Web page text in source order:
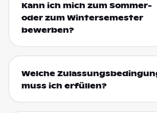
Kann ich mich zum Sommer-
oder zum Wintersemester
bewerben?
Welche
muss ich erfüllen?